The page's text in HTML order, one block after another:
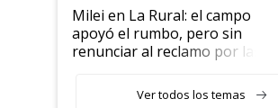
Milei en La Rural: el campo
apoyó el rumbo, pero sin
renunciar al reclamo por las
Ver todos los temas